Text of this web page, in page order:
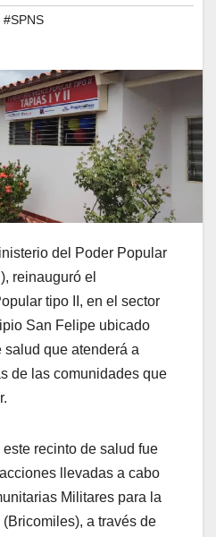
#SPNS
del Poder Popular
reinauguró el
tipo II, en el sector
San Felipe ubicado
salud que atenderá a
de las comunidades que
recinto de salud fue
llevadas a cabo
Militares para la
a través de